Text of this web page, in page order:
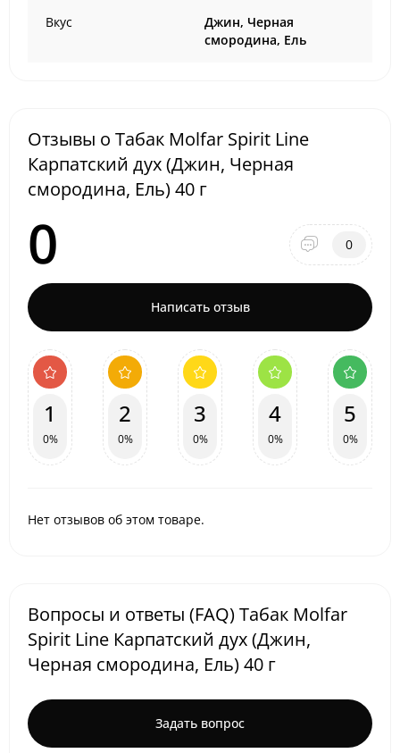
Вкус
Джин, Черная
смородина, Ель
Отзывы о Табак Molfar Spirit Line
Карпатский дух (Джин, Черная
смородина, Ель) 40 г
0 0
Написать отзыв
1
0%
2
0%
3
0%
4
0%
5
0%
Нет отзывов об этом товаре.
Вопросы и ответы (FAQ) Табак Molfar
Spirit Line Карпатский дух (Джин,
Черная смородина, Ель) 40 г
Задать вопрос